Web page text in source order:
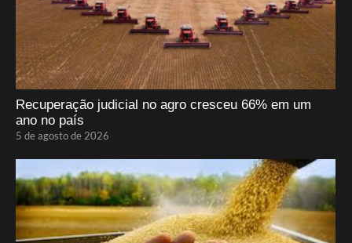
Recuperação judicial no agro cresceu 66% em um
ano no país
5 de agosto de 2026